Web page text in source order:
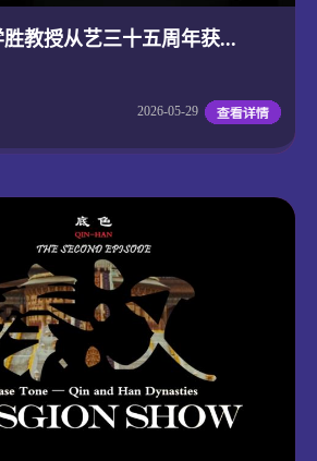
教授从艺三十五周年获...
2026-05-29